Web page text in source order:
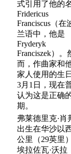
式引用了他的
Fridericus
Franciscus（在
兰语中，他是
Fryderyk
Franciszek）。
而，作曲家和
家人使用的生
3月1日，现在
认为这是正确
期。
弗莱德里克·肖
出生在华沙以
公里（29英里
埃拉佐瓦·沃拉